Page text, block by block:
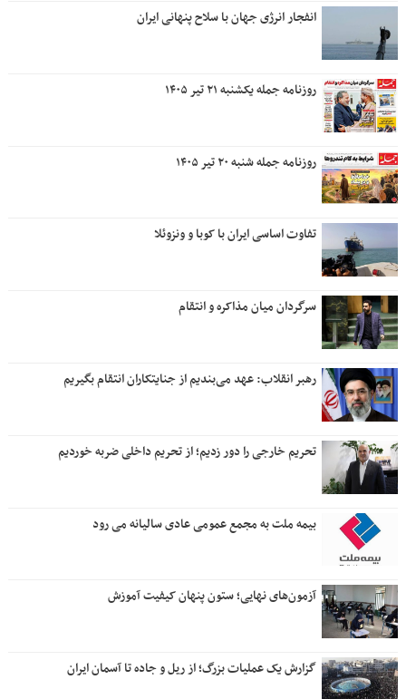
انفجار انرژی جهان با سلاح پنهانی ایران
روزنامه جمله یکشنبه ۲۱ تیر ۱۴۰۵
روزنامه جمله شنبه ۲۰ تیر ۱۴۰۵
تفاوت اساسی ایران با کوبا و ونزوئلا
سرگردان میان مذاکره و انتقام
رهبر انقلاب: عهد می‌بندیم از جنایتکاران انتقام بگیریم
تحریم خارجی را دور زدیم؛ از تحریم داخلی ضربه خوردیم
بیمه ملت به مجمع عمومی عادی سالیانه می رود
آزمون‌های نهایی؛ ستون پنهان کیفیت آموزش
گزارش یک عملیات بزرگ؛ از ریل و جاده تا آسمان ایران